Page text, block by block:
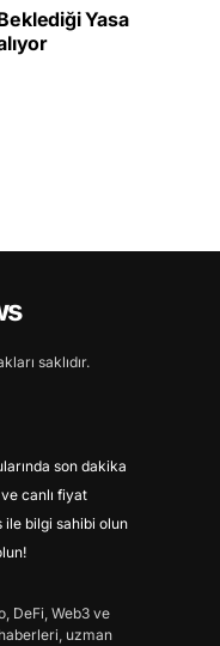
Yasa
saklıdır.
son dakika
canlı fiyat
bilgi sahibi olun
DeFi, Web3 ve
uzman